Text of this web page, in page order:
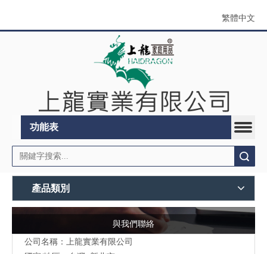
繁體中文
功能表
產品類別
與我們聯絡
公司名稱：上龍實業有限公司